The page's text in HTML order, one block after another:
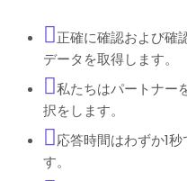
正確に確認および確
データを取得します。
私たちはパートナー
択をします。
応答時間はわずか1
す。